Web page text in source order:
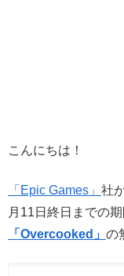
こんにちは！
「Epic Games」 社
月11日終日までの
「Overcooked」 の